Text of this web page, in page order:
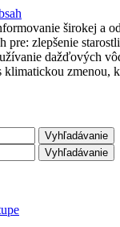
širokej a
pre: zlepšenie
dažďových
klimatickou zmenou,
Vyhľadávanie
Vyhľadávanie